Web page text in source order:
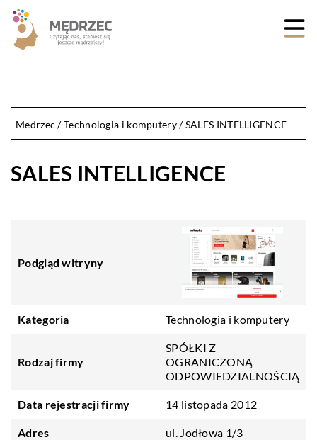
Medrzec /Technologia i komputery/SALES INTELLIGENCE
SALES INTELLIGENCE
Podgląd witryny
Kategoria Technologia i komputery
Rodzaj firmy
SPÓŁKI Z
OGRANICZONĄ
ODPOWIEDZIALNOŚCIĄ
Data rejestracji firmy 14 listopada 2012
Adres ul. Jodłowa 1/3